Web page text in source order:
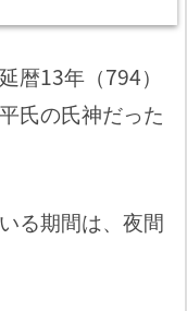
暦13年（794）
氏の氏神だった
る期間は、夜間